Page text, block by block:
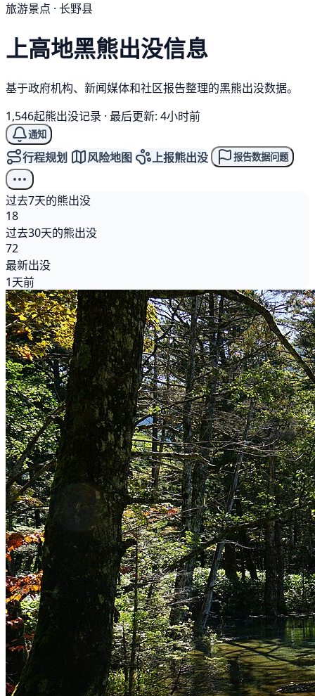
旅游景点 · 长野县
上高地黑熊出没信息
基于政府机构、新闻媒体和社区报告整理的黑熊出没数据。
1,546起熊出没记录 · 最后更新: 4小时前
通知
行程规划 风险地图 上报熊出没 报告数据问题
过去7天的熊出没
18
过去30天的熊出没
72
最新出没
1天前